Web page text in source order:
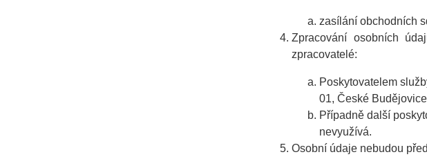
zasílání obchodních
Zpracování osobních
zpracovatelé:
Poskytovatelem
01, České Budějovice
Případně další
nevyužívá.
Osobní údaje nebudou